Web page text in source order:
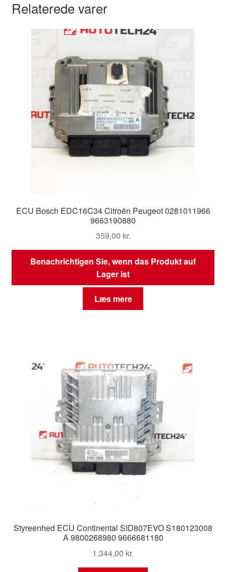
Relaterede varer
ECU Bosch EDC16C34 Citroën Peugeot 0281011966
9663190880
359,00 kr.
Benachrichtigen Sie, wenn das Produkt auf
Lager ist
Læs mere
Styreenhed ECU Continental SID807EVO S180123008
A 9800268980 9666681180
1.344,00 kr.